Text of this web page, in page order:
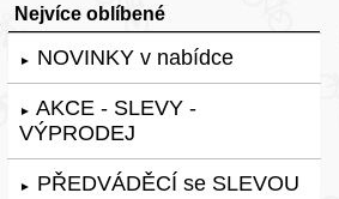
Nejvíce oblíbené
► NOVINKY v nabídce
► AKCE - SLEVY -
VÝPRODEJ
► PŘEDVÁDĚCÍ se SLEVOU